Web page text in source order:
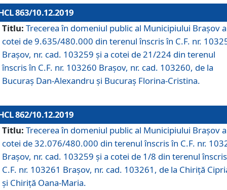
863/10.12.2019
Titlu: Trecerea în domeniul public al Municipiului Braşov a
cotei de 9.635/480.000 din terenul înscris în C.F. nr.
Brașov, nr. cad. 103259 și a cotei de 21/224 din terenul
înscris în C.F. nr. 103260 Brașov, nr. cad. 103260, de la
Bucuraș Dan-Alexandru și Bucuraș Florina-Cristina.
862/10.12.2019
Titlu: Trecerea în domeniul public al Municipiului Braşov a
cotei de 32.076/480.000 din terenul înscris în C.F. nr.
Brașov, nr. cad. 103259 și a cotei de 1/8 din terenul
C.F. nr. 103261 Brașov, nr. cad. 103261, de la Chiriță
și Chiriță Oana-Maria.